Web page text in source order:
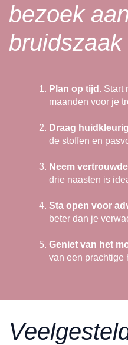
bezoek
Plan op tijd.Start
maanden voor je
Draag
de stoffen en
Neem
drie naasten is
Sta open voor
beter dan je
Geniet van het
van een prachtige